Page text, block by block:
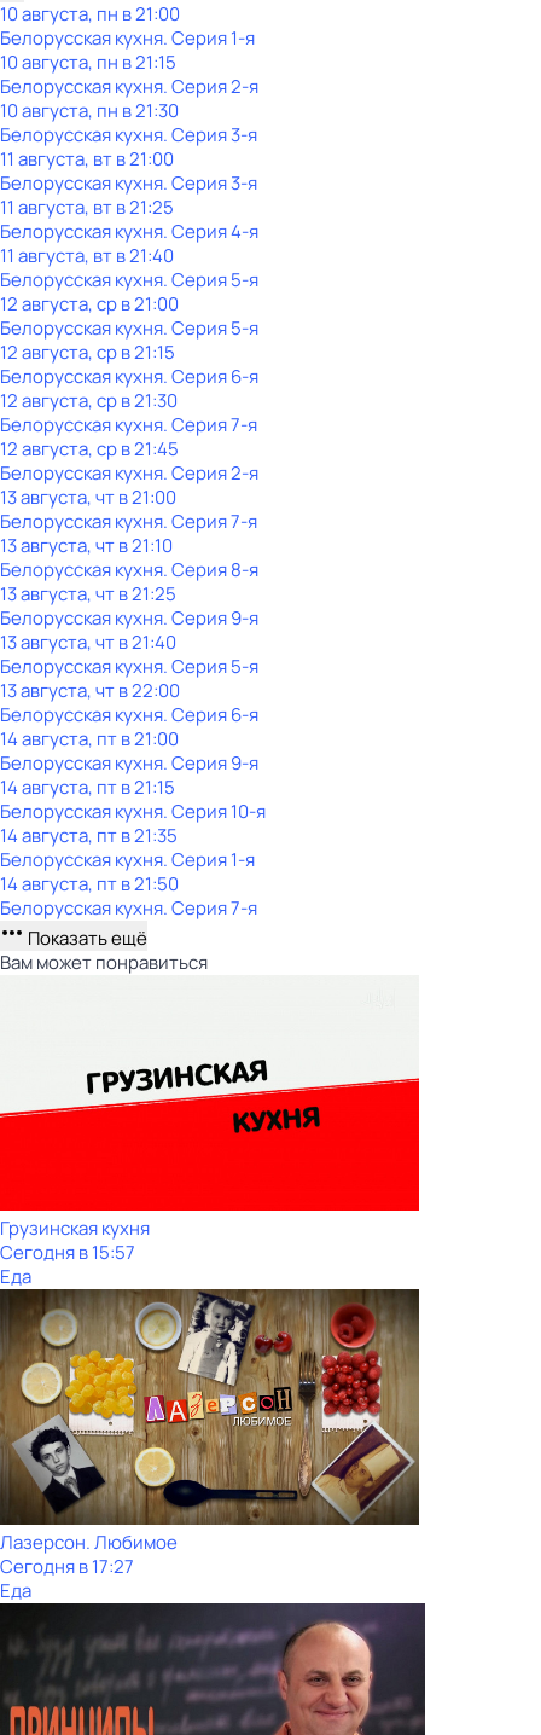
10 августа, пн в 21:00
Белорусская кухня. Серия 1-я
10 августа, пн в 21:15
Белорусская кухня. Серия 2-я
10 августа, пн в 21:30
Белорусская кухня. Серия 3-я
11 августа, вт в 21:00
Белорусская кухня. Серия 3-я
11 августа, вт в 21:25
Белорусская кухня. Серия 4-я
11 августа, вт в 21:40
Белорусская кухня. Серия 5-я
12 августа, ср в 21:00
Белорусская кухня. Серия 5-я
12 августа, ср в 21:15
Белорусская кухня. Серия 6-я
12 августа, ср в 21:30
Белорусская кухня. Серия 7-я
12 августа, ср в 21:45
Белорусская кухня. Серия 2-я
13 августа, чт в 21:00
Белорусская кухня. Серия 7-я
13 августа, чт в 21:10
Белорусская кухня. Серия 8-я
13 августа, чт в 21:25
Белорусская кухня. Серия 9-я
13 августа, чт в 21:40
Белорусская кухня. Серия 5-я
13 августа, чт в 22:00
Белорусская кухня. Серия 6-я
14 августа, пт в 21:00
Белорусская кухня. Серия 9-я
14 августа, пт в 21:15
Белорусская кухня. Серия 10-я
14 августа, пт в 21:35
Белорусская кухня. Серия 1-я
14 августа, пт в 21:50
Белорусская кухня. Серия 7-я
Показать ещё
Вам может понравиться
Грузинская кухня
Сегодня в 15:57
Еда
Лазерсон. Любимое
Сегодня в 17:27
Еда